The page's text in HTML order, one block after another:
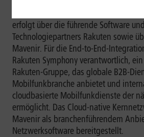
erfolgt über die führende Software
Technologiepartners Rakuten sowie
Mavenir. Für die End-to-End-
Rakuten Symphony verantwortlich,
Rakuten-Gruppe, das globale B2B-
Mobilfunkbranche anbietet und
cloudbasierte Mobilfunkdienste der
ermöglicht. Das Cloud-native
Mavenir als branchenführendem
Netzwerksoftware bereitgestellt.